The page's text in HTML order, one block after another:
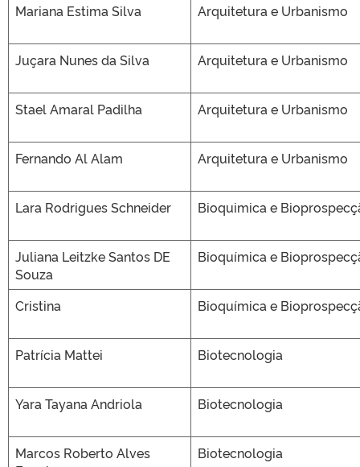
Mariana Estima Silva Arquitetura e Urbanismo
Juçara Nunes da Silva Arquitetura e Urbanismo
Stael Amaral Padilha Arquitetura e Urbanismo
Fernando Al Alam Arquitetura e Urbanismo
Lara Rodrigues Schneider Bioquimica e
Juliana Leitzke Santos DE
Souza
Bioquímica e
Cristina Bioquímica e
Patrícia Mattei Biotecnologia
Yara Tayana Andriola Biotecnologia
Marcos Roberto Alves
Biotecnologia